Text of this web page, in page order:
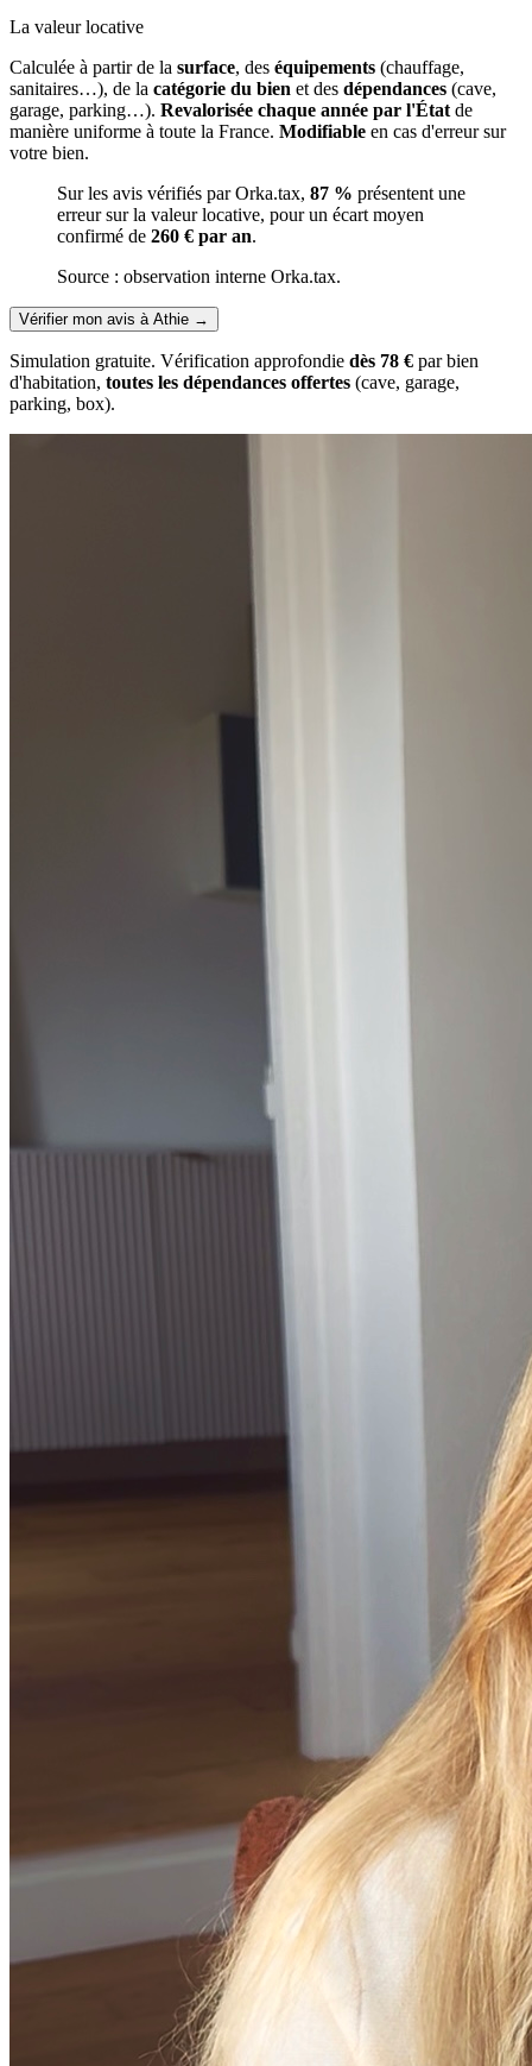
La valeur locative
Calculée à partir de la surface, des équipements (chauffage,
sanitaires…), de la catégorie du bien et des dépendances (cave,
garage, parking…). Revalorisée chaque année par l'État de
manière uniforme à toute la France. Modifiable en cas d'erreur sur
votre bien.
Sur les avis vérifiés par Orka.tax, 87 % présentent une
erreur sur la valeur locative, pour un écart moyen
confirmé de 260 € par an.
Source : observation interne Orka.tax.
Vérifier mon avis à Athie →
Simulation gratuite. Vérification approfondie dès 78 € par bien
d'habitation, toutes les dépendances offertes (cave, garage,
parking, box).